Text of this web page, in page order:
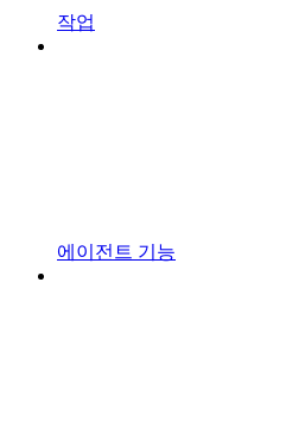
작업
에이전트 기능